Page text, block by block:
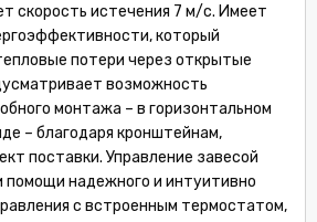
скорость истечения 7 м/с. Имеет
который
потери через открытые
возможность
монтажа – в горизонтальном
– благодаря кронштейнам,
поставки. Управление завесой
помощи надежного и интуитивно
c встроенным термостатом,